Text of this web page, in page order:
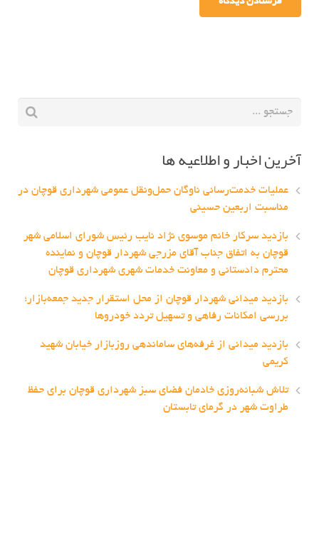
آخرین اخبار و اطلاعیه ها
عملیات خدمت‌رسانی ناوگان حمل‌ونقل عمومی شهرداری قوچان در
مناسبت اربعین حسینی
بازدید سرکار خانم موسوی نژاد نایب رئیس شورای اسلامی شهر
قوچان به اتفاق جناب آقای مزرجی شهردار قوچان و نماینده
محترم دادستانی و معاونت خدمات شهری شهرداری قوچان
بازدید میدانی شهردار قوچان از محل استقرار جدید جمعه‌بازار؛
بررسی امکانات رفاهی و تسهیل تردد خودروها
بازدید میدانی از غرفه‌های ساماندهی روزبازار خیابان شهید
کریمی
تلاش شبانه‌روزی خادمان فضای سبز شهرداری قوچان برای حفظ
طراوت شهر در گرمای تابستان